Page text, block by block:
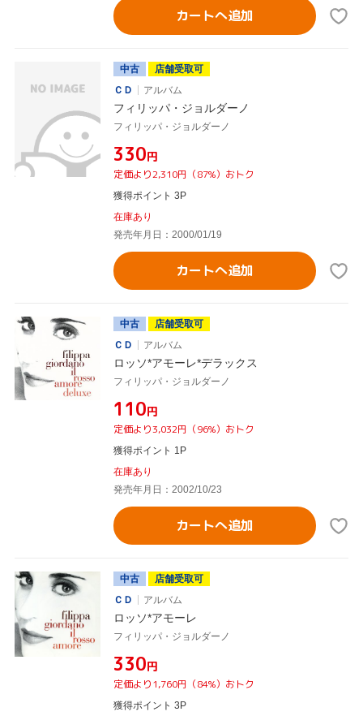
カートへ追加
中古
店舗受取可
ＣＤ
アルバム
フィリッパ・ジョルダーノ
フィリッパ・ジョルダーノ
¥330円
定価より2,310円（87%）おトク
獲得ポイント 3P
在庫あり
発売年月日：2000/01/19
カートへ追加
中古
店舗受取可
ＣＤ
アルバム
ロッソ*アモーレ*デラックス
フィリッパ・ジョルダーノ
¥110円
定価より3,032円（96%）おトク
獲得ポイント 1P
在庫あり
発売年月日：2002/10/23
カートへ追加
中古
店舗受取可
ＣＤ
アルバム
ロッソ*アモーレ
フィリッパ・ジョルダーノ
¥330円
定価より1,760円（84%）おトク
獲得ポイント 3P